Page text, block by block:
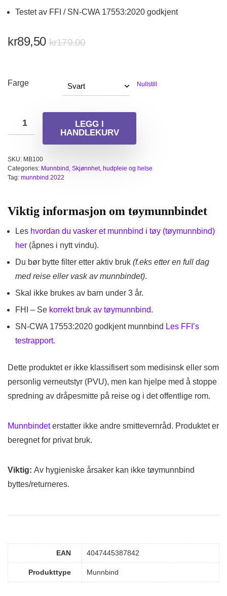
Testet av FFI / SN-CWA 17553:2020 godkjent
kr179,00Opprinnelig
kr179,00.
kr89,50
Nåværende
kr89,50.
Farge Nullstill
LEGG I
HANDLEKURV
SKU: MB100
Categories: Munnbind Skjønnhet, hudpleie og helse
Tag: munnbind 2022
Viktig informasjon om tøymunnbindet
Les hvordan du vasker et munnbind i tøy (tøymunnbind)
her (åpnes i nytt vindu).
Du bør bytte filter etter aktiv bruk (f.eks etter en full dag
med reise eller vask av munnbindet).
Skal ikke brukes av barn under 3 år.
FHI – Se korrekt bruk av tøymunnbind.
SN-CWA 17553:2020 godkjent munnbind Les FFI’s
testrapport.
Dette produktet er ikke klassifisert som medisinsk eller som
personlig verneutstyr (PVU), men kan hjelpe med å stoppe
spredning av dråpesmitte på reise og i det offentlige rom.
Munnbindeterstatter ikke andre smittevernråd. Produktet er
beregnet for privat bruk.
Viktig: Av hygieniske årsaker kan ikke tøymunnbind
byttes/returneres.
EAN 4047445387842
Produkttype Munnbind